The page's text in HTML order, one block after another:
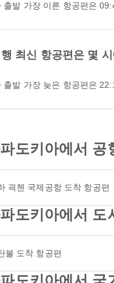
출발 가장 이른 항공편은
최신 항공편은 몇
출발 가장 늦은 항공편은
도키아에서 공
괵첸 국제공항 도착 항공편
도키아에서 도
불 도착 항공편